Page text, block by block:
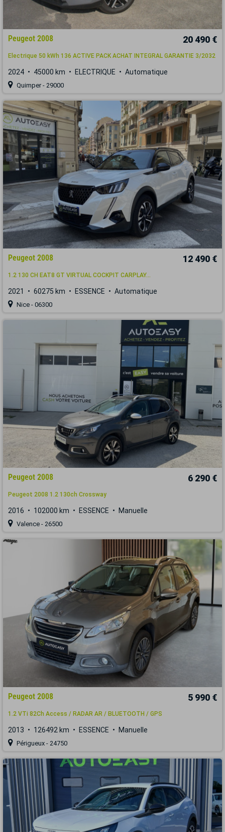
Peugeot 2008 20 490 €
Electrique 50 kWh 136 ACTIVE PACK ACHAT INTEGRAL GARANTIE 3/2032
2024 45000 km ELECTRIQUE Automatique
Quimper - 29000
Peugeot 2008 12 490 €
1.2 130 CH EAT8 GT VIRTUAL COCKPIT CARPLAY...
2021 60275 km ESSENCE Automatique
Nice - 06300
Peugeot 2008 6 290 €
Peugeot 2008 1.2 130ch Crossway
2016 102000 km ESSENCE Manuelle
Valence - 26500
Peugeot 2008 5 990 €
1.2 VTi 82Ch Access / RADAR AR / BLUETOOTH / GPS
2013 126492 km ESSENCE Manuelle
Périgueux - 24750